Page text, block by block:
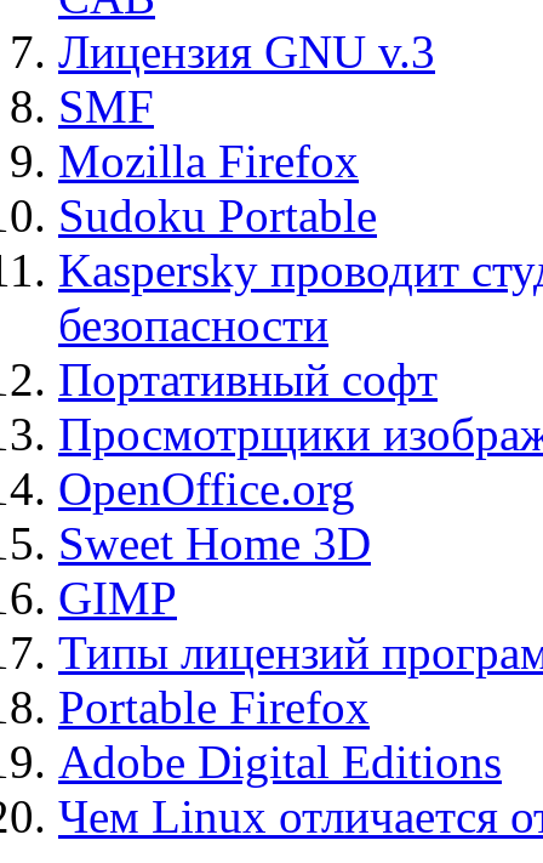
Лицензия GNU v.3
SMF
Mozilla Firefox
Sudoku Portable
Kaspersky проводит
безопасности
Портативный софт
Просмотрщики
OpenOffice.org
Sweet Home 3D
GIMP
Типы лицензий
Portable Firefox
Adobe Digital Editions
Чем Linux отличается